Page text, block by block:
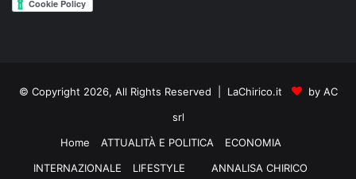
© Copyright 2026, All Rights Reserved | LaChirico.it
by AC
srl
Home
ATTUALITÀ E POLITICA
ECONOMIA
INTERNAZIONALE
LIFESTYLE ANNALISA CHIRICO